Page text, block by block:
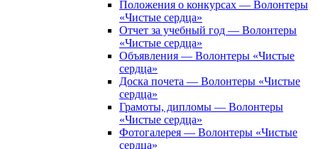
Положения о конкурсах — Волонтеры
«Чистые сердца»
Отчет за учебный год — Волонтеры
«Чистые сердца»
Объявления — Волонтеры «Чистые
сердца»
Доска почета — Волонтеры «Чистые
сердца»
Грамоты, дипломы — Волонтеры
«Чистые сердца»
Фотогалерея — Волонтеры «Чистые
сердца»